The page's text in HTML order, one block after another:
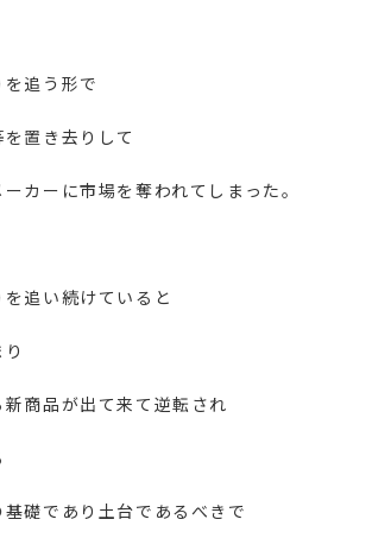
追う形で
置き去りして
カーに市場を奪われてしまった。
追い続けていると
商品が出て来て逆転され
礎であり土台であるべきで